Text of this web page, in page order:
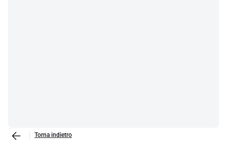
Torna indietro